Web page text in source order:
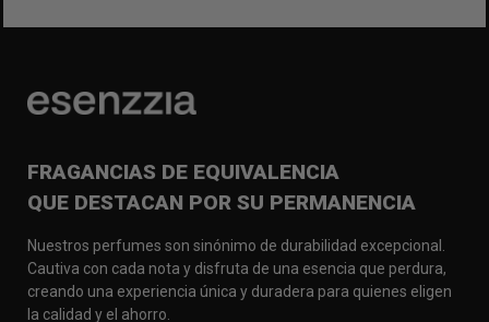
FRAGANCIAS DE EQUIVALENCIA
QUE DESTACAN POR SU PERMANENCIA
Nuestros perfumes son sinónimo de durabilidad excepcional.
Cautiva con cada nota y disfruta de una esencia que perdura,
creando una experiencia única y duradera para quienes eligen
la calidad y el ahorro.